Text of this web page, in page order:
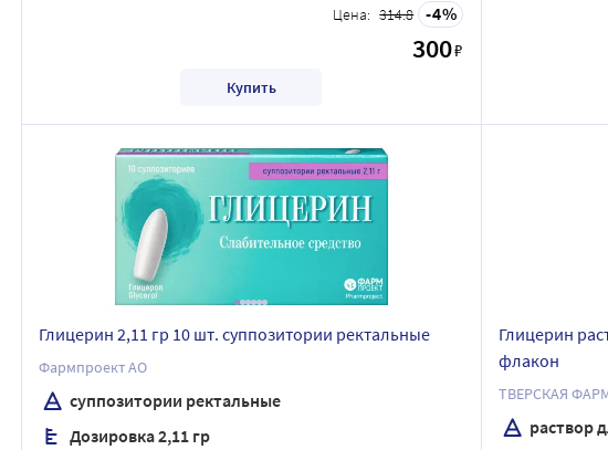
Цена: 314.8 4
300₽
Купить
Глицерин 2,11 гр 10 шт. суппозитории ректальные
Фармпроект АО
суппозитории ректальные
Дозировка 2,11 гр
Глицерин
флакон
ТВЕРСКАЯ
раствор